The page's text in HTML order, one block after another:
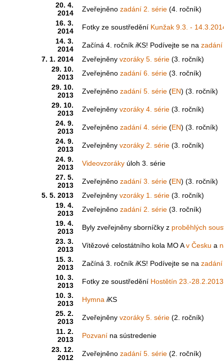
20. 4.
2014
Zveřejněno zadání 2. série (4. ročník)
16. 3.
2014
Fotky ze soustředění Kunžak 9.3. -
14. 3.
2014
Začíná 4. ročník iKS! Podívejte se na zadání
7. 1. 2014
Zveřejněny vzoráky 5. série (3. ročník)
29. 10.
2013
Zveřejněno zadání 6. série (3. ročník)
29. 10.
2013
Zveřejněno zadání 5. série (EN) (3. ročník)
29. 10.
2013
Zveřejněny vzoráky 4. série (3. ročník)
24. 9.
2013
Zveřejněno zadání 4. série (EN) (3. ročník)
24. 9.
2013
Zveřejněny vzoráky 2. série (3. ročník)
24. 9.
2013
Videovzoráky úloh 3. série
27. 5.
2013
Zveřejněno zadání 3. série (EN) (3. ročník)
5. 5. 2013
Zveřejněny vzoráky 1. série (3. ročník)
19. 4.
2013
Zveřejněno zadání 2. série (3. ročník)
19. 4.
2013
Byly zveřejněny sborníčky z proběhlých
23. 3.
2013
Vítězové celostátního kola MO Av Česku a
15. 3.
2013
Začíná 3. ročník iKS! Podívejte se na zadání
10. 3.
2013
Fotky ze soustředění Hostětín 23.-28.2.2013
10. 3.
2013
Hymna iKS
25. 2.
2013
Zveřejněny vzoráky 5. série (2. ročník)
11. 2.
2013
Pozvaní na sústredenie
23. 12.
2012
Zveřejněno zadání 5. série (2. ročník)